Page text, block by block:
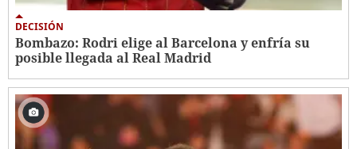
DECISIÓN
Bombazo: Rodri elige al Barcelona y enfría su
posible llegada al Real Madrid